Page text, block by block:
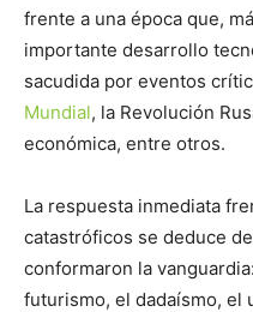
frente a una época que,
importante desarrollo
sacudida por eventos
Mundial, la Revolución
económica, entre otros.
La respuesta inmediata
catastróficos se deduce
conformaron la
futurismo, el dadaísmo, el